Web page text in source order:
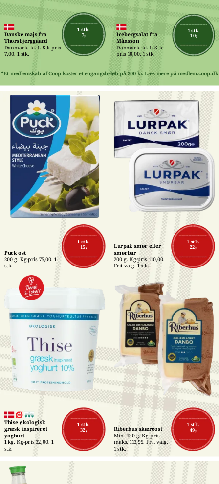
1 stk.
10,-
Icebergsalat fra
Månsson
Danmark, kl. I. Stk-
pris 10,00. 1 stk.
1 stk.
7,-
Danske majs fra
Thorsbjerggaard
Danmark, kl. I. Stk-pris
7,00. 1 stk.
*Et medlemskab af Coop koster et engangsbeløb på 200 kr. Læs mere på medlem.coop.dk
1 stk.
15,-
Puck ost
200 g. Kg-pris 75,00. 1
stk.
1 stk.
22,-
Lurpak smør eller
smørbar
200 g. Kg-pris 110,00.
Frit valg. 1 stk.
1 stk.
32,-
Thise økologisk
græsk inspireret
yoghurt
1 kg. Kg-pris 32,00. 1
stk.
1 stk.
49,-
Riberhus skæreost
Min. 430 g. Kg-pris
maks. 113,95. Frit valg.
1 stk.